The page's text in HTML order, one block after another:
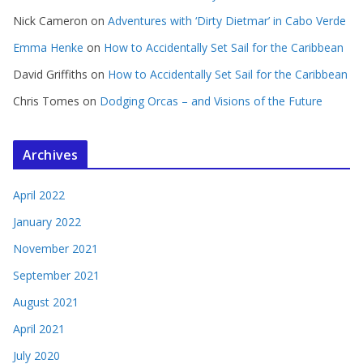
Nick Cameron on Adventures with ‘Dirty Dietmar’ in Cabo Verde
Emma Henke on How to Accidentally Set Sail for the Caribbean
David Griffiths on How to Accidentally Set Sail for the Caribbean
Chris Tomes on Dodging Orcas – and Visions of the Future
Archives
April 2022
January 2022
November 2021
September 2021
August 2021
April 2021
July 2020